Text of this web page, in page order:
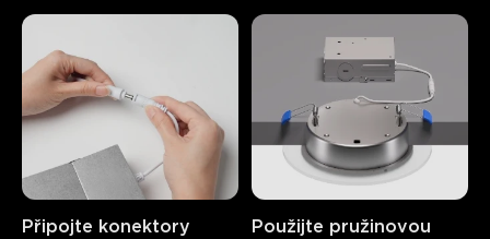
Připojte konektory
Použijte pružinovou